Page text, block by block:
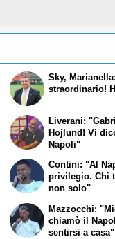
Sky,
straordinario!
Liverani:
Hojlund! Vi
Napoli"
Contini: "Al
privilegio. Chi
non solo"
Mazzocchi:
chiamò il
sentirsi a casa"